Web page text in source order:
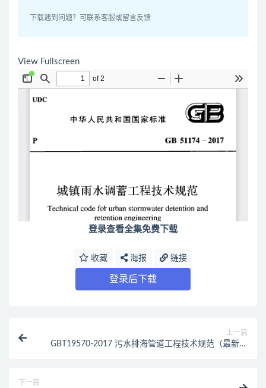
下载遇到问题？可联系客服或留言反馈
View Fullscreen
登录查看全集免费下载
收藏 海报 链接
登录后下载
上一篇
GBT19570-2017 污水排海管道工程技术规范（最新规
下一篇